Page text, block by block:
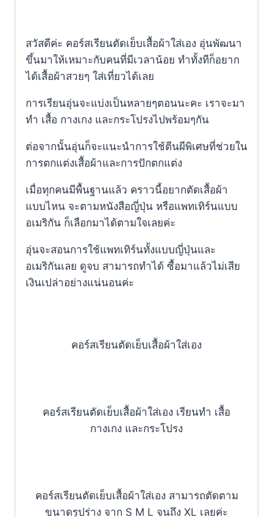
สวัสดีค่ะ คอร์สเรียนตัดเย็บเสื้อผ้าใส่เอง อุ่นพัฒนา
ขึ้นมาให้เหมาะกับคนที่มีเวลาน้อย ทำทั้งทีก็อยาก
ได้เสื้อผ้าสวยๆ ใส่เที่ยวได้เลย
การเรียนอุ่นจะแบ่งเป็นหลายๆตอนนะคะ เราจะมา
ทำ เสื้อ กางเกง และกระโปรงไปพร้อมๆกัน
ต่อจากนั้นอุ่นก็จะแนะนำการใช้ตีนผีพิเศษที่ช่วยใน
การตกแต่งเสื้อผ้าและการปักตกแต่ง
เมื่อทุกคนมีพื้นฐานแล้ว คราวนี้อยากตัดเสื้อผ้า
แบบไหน จะตามหนังสือญี่ปุ่น หรือแพทเทิร์นแบบ
อเมริกัน ก็เลือกมาได้ตามใจเลยค่ะ
อุ่นจะสอนการใช้แพทเทิร์นทั้งแบบญี่ปุ่นและ
อเมริกันเลย ดูจบ สามารถทำได้ ซื้อมาแล้วไม่เสีย
เงินเปล่าอย่างแน่นอนค่ะ
คอร์สเรียนตัดเย็บเสื้อผ้าใส่เอง
คอร์สเรียนตัดเย็บเสื้อผ้าใส่เอง เรียนทำ เสื้อ
กางเกง และกระโปรง
คอร์สเรียนตัดเย็บเสื้อผ้าใส่เอง สามารถตัดตาม
ขนาดรูปร่าง จาก S M L จนถึง XL เลยค่ะ